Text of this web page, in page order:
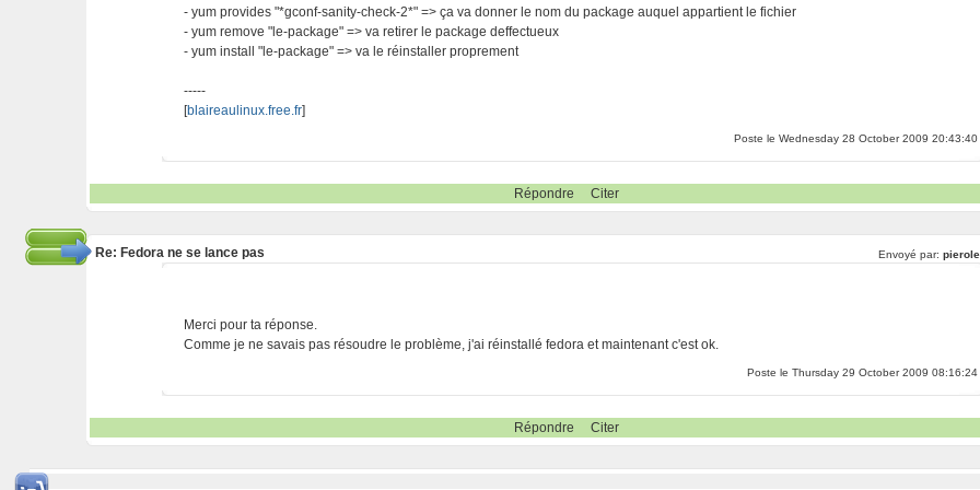
- yum provides "*gconf-sanity-check-2*" => ça va donner le nom du package auquel appartient le fichier
- yum remove "le-package" => va retirer le package deffectueux
- yum install "le-package" => va le réinstaller proprement
-----
[blaireaulinux.free.fr]
Poste le Wednesday 28 October 2009 20:43:40
Répondre Citer
Re: Fedora ne se lance pas Envoyé par:
Merci pour ta réponse.
Comme je ne savais pas résoudre le problème, j'ai réinstallé fedora et maintenant c'est ok.
Poste le Thursday 29 October 2009 08:16:24
Répondre Citer